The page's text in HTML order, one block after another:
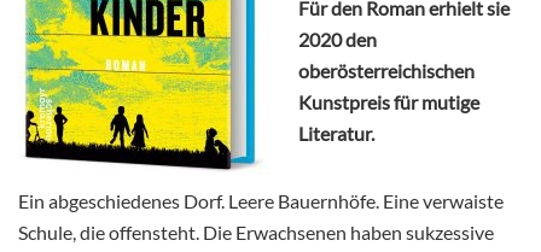
Für den Roman erhielt sie
2020 den
oberösterreichischen
Kunstpreis für mutige
Literatur.
Ein abgeschiedenes Dorf. Leere Bauernhöfe. Eine verwaiste
Schule, die offensteht. Die Erwachsenen haben sukzessive